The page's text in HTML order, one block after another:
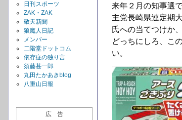
日刊スポーツ
ZAK・ZAK
敬天新聞
狼魔人日記
メンバー
二階堂ドットコム
依存症の独り言
須藤甚一郎
丸田たかあきblog
八重山日報
広 告
来年２月の知事選
主党長崎県連定期
氏への当てつけか
どっちにしろ、こ
い。